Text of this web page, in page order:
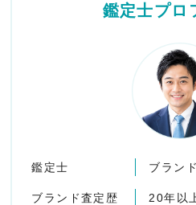
鑑定士プロ
鑑定士 ブラン
ブランド査定歴 20年以